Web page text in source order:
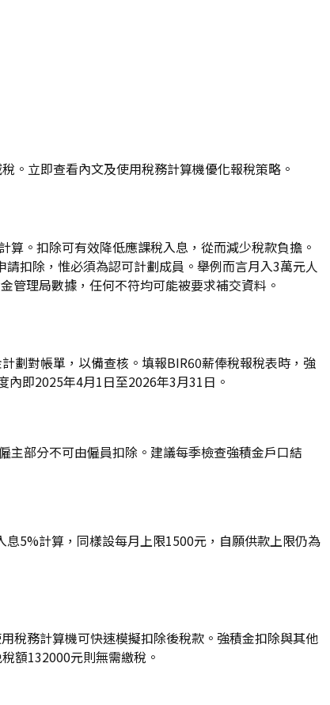
。立即查看內文及使用稅務計算機優化報稅策略。
。扣除可有效降低應課稅入息，從而減少稅款負擔。
扣除，惟必須為認可計劃成員。舉例而言月入3萬元人
管理局數據，任何不符均可能被要求補交資料。
劃對帳單，以備查核。填報BIR60薪俸稅報稅表時，強
即2025年4月1日至2026年3月31日。
部分不可由僱員扣除。建議每季檢查強積金戶口結
5%計算，同樣設每月上限1500元，自願供款上限仍為
稅務計算機可快速模擬扣除後稅款。強積金扣除與其他
額132000元則無需繳稅。